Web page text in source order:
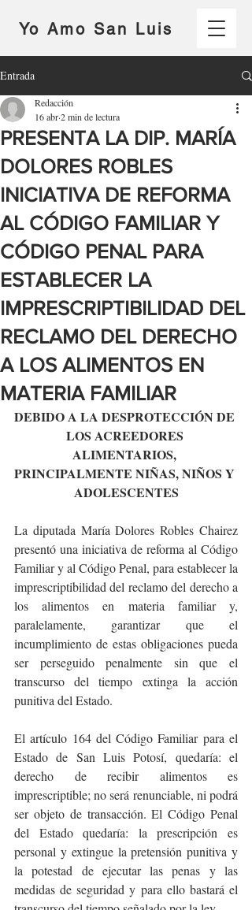
Yo Amo San Luis
Entrada
PRESENTA LA DIP. MARÍA
DOLORES ROBLES
INICIATIVA DE REFORMA
AL CÓDIGO FAMILIAR Y
CÓDIGO PENAL PARA
ESTABLECER LA
IMPRESCRIPTIBILIDAD DEL
RECLAMO DEL DERECHO
A LOS ALIMENTOS EN
MATERIA FAMILIAR
Redacción
16 abr2 min de lectura
DEBIDO A LA DESPROTECCIÓN DE
LOS ACREEDORES
ALIMENTARIOS,
PRINCIPALMENTE NIÑAS, NIÑOS Y
ADOLESCENTES
La diputada María Dolores Robles Chairez
presentó una iniciativa de reforma al Código
Familiar y al Código Penal, para establecer la
imprescriptibilidad del reclamo del derecho a
los alimentos en materia familiar y,
paralelamente, garantizar que el
incumplimiento de estas obligaciones pueda
ser perseguido penalmente sin que el
transcurso del tiempo extinga la acción
punitiva del Estado.
El artículo 164 del Código Familiar para el
Estado de San Luis Potosí, quedaría: el
derecho de recibir alimentos es
imprescriptible; no será renunciable, ni podrá
ser objeto de transacción. El Código Penal
del Estado quedaría: la prescripción es
personal y extingue la pretensión punitiva y
la potestad de ejecutar las penas y las
medidas de seguridad y para ello bastará el